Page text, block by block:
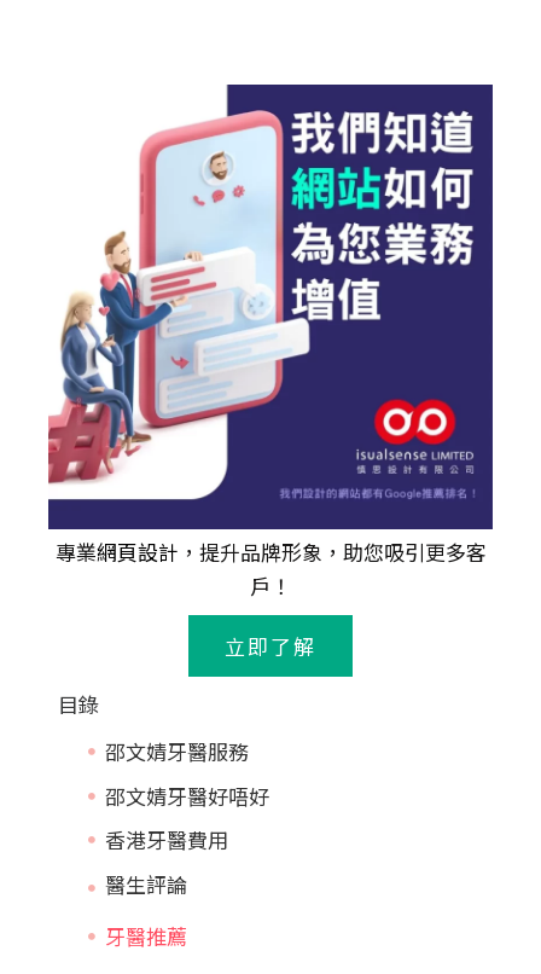
專業網頁設計 ，提升品牌形象，助您吸引更多客
戶！
立即了解
目錄
邵文婧牙醫服務
邵文婧牙醫好唔好
香港牙醫費用
牙醫推薦